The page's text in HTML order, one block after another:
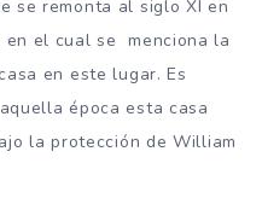
se remonta al siglo XI en
en el cual se menciona la
en este lugar. Es
época esta casa
la protección de William